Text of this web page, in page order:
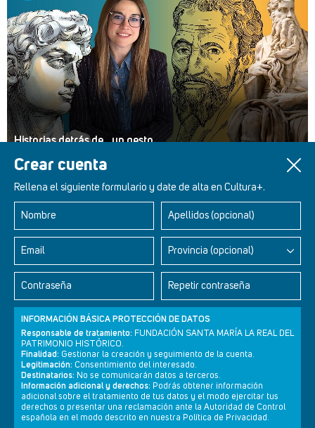
Crear cuenta
Rellena el siguiente formulario y date de alta en Cultura+.
Nombre Apellidos (opcional)
Email Provincia (opcional)
Contraseña Repetir contraseña
INFORMACIÓN BÁSICA PROTECCIÓN DE DATOS
Responsable de tratamiento: FUNDACIÓN SANTA MARÍA LA REAL DEL
PATRIMONIO HISTÓRICO.
Finalidad: Gestionar la creación y seguimiento de la cuenta.
Legitimación: Consentimiento del interesado.
Destinatarios: No se comunicarán datos a terceros.
Información adicional y derechos: Podrás obtener información
adicional sobre el tratamiento de tus datos y el modo ejercitar tus
derechos o presentar una reclamación ante la Autoridad de Control
española en el modo descrito en nuestra Política de Privacidad.
Historias detrás de... un gesto
Retablos Renacentistas Este de León
Newsletter Aviso legal Política de privacidad Política de cookies